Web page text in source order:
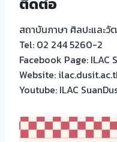
สถาบันภาษา ศิลปะและวั
Tel: 02 244 5260-2
Facebook Page: ILAC
Website:
Youtube: ILAC